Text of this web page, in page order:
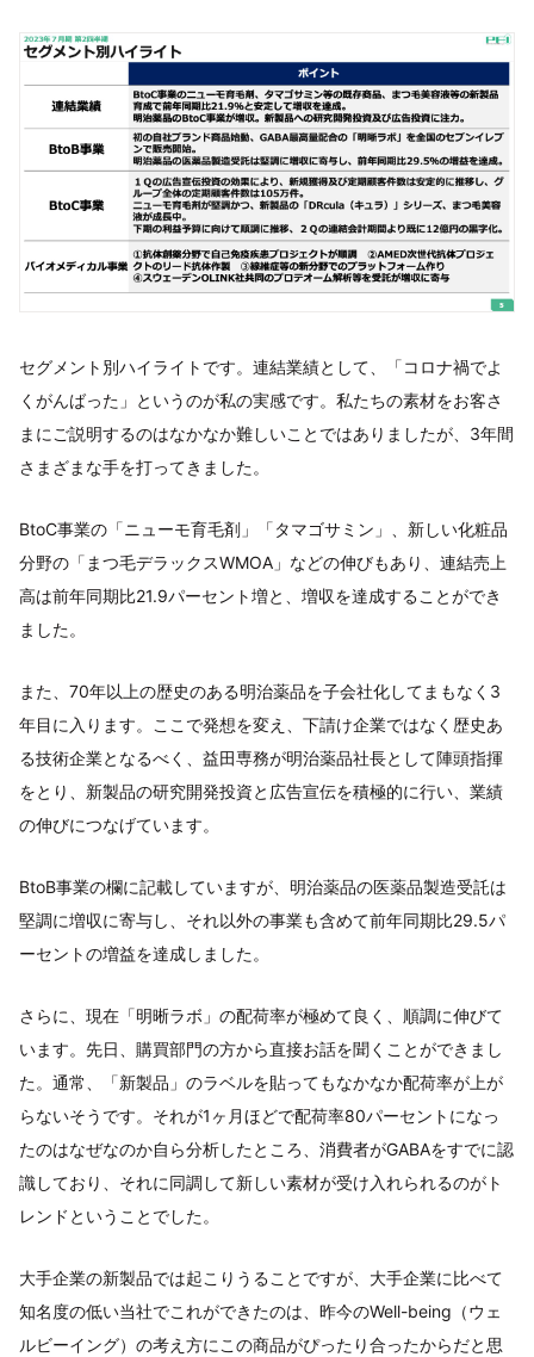
セグメント別ハイライトです。連結業績として、「コロナ禍でよ
くがんばった」というのが私の実感です。私たちの素材をお客さ
まにご説明するのはなかなか難しいことではありましたが、3年間
さまざまな手を打ってきました。
BtoC事業の「ニューモ育毛剤」「タマゴサミン」、新しい化粧品
分野の「まつ毛デラックスWMOA」などの伸びもあり、連結売上
高は前年同期比21.9パーセント増と、増収を達成することができ
ました。
また、70年以上の歴史のある明治薬品を子会社化してまもなく3
年目に入ります。ここで発想を変え、下請け企業ではなく歴史あ
る技術企業となるべく、益田専務が明治薬品社長として陣頭指揮
をとり、新製品の研究開発投資と広告宣伝を積極的に行い、業績
の伸びにつなげています。
BtoB事業の欄に記載していますが、明治薬品の医薬品製造受託は
堅調に増収に寄与し、それ以外の事業も含めて前年同期比29.5パ
ーセントの増益を達成しました。
さらに、現在「明晰ラボ」の配荷率が極めて良く、順調に伸びて
います。先日、購買部門の方から直接お話を聞くことができまし
た。通常、「新製品」のラベルを貼ってもなかなか配荷率が上が
らないそうです。それが1ヶ月ほどで配荷率80パーセントになっ
たのはなぜなのか自ら分析したところ、消費者がGABAをすでに認
識しており、それに同調して新しい素材が受け入れられるのがト
レンドということでした。
大手企業の新製品では起こりうることですが、大手企業に比べて
知名度の低い当社でこれができたのは、昨今のWell-being（ウェ
ルビーイング）の考え方にこの商品がぴったり合ったからだと思